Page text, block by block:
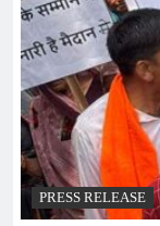
PRESS RELEASE